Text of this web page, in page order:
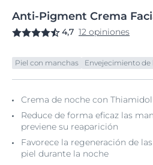
Anti-Pigment Crema
4,7 12 opiniones
Piel con manchas Envejecimiento de
Crema de noche con Thiamidol
Reduce de forma eficaz las
previene su reaparición
Favorece la regeneración de
piel durante la noche